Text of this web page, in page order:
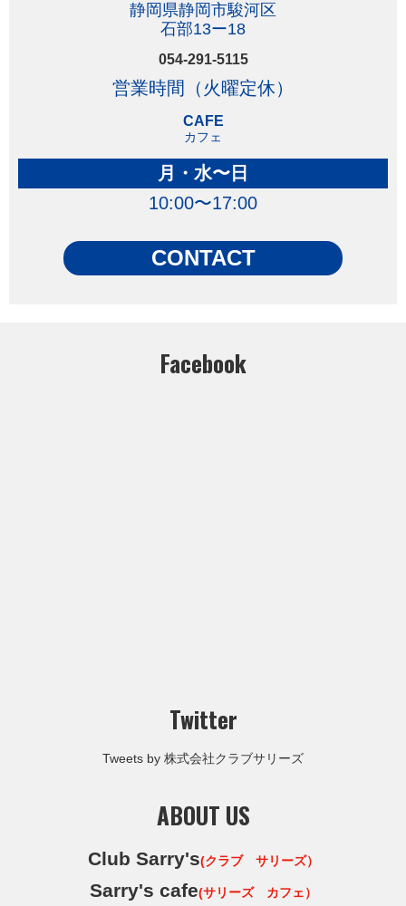
静岡県静岡市駿河区
石部13ー18
054-291-5115
営業時間（火曜定休）
CAFE
カフェ
月・水〜日
10:00〜17:00
CONTACT
Facebook
Twitter
Tweets by 株式会社クラブサリーズ
ABOUT US
Club Sarry's(クラブ サリーズ）
Sarry's cafe(サリーズ カフェ）